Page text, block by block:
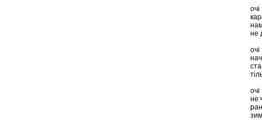
очі
не
не